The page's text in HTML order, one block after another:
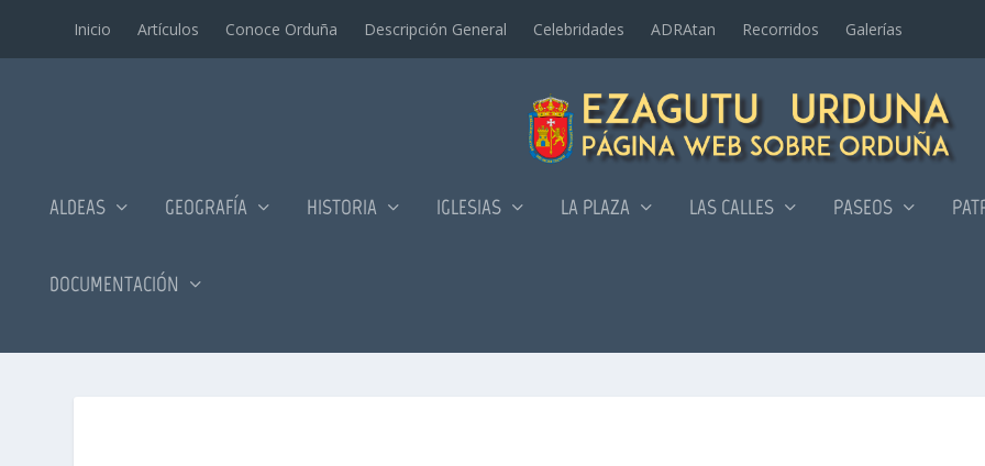
Inicio Artí­culos Conoce Orduña Descripción General Celebridades ADRAtan Recorridos Galerí­as
ALDEAS GEOGRAFÍA HISTORIA IGLESIAS LA PLAZA LAS CALLES PASEOS
DOCUMENTACIÓN